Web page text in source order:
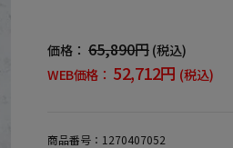
価格： 65,890円 (税込)
WEB価格： 52,712円 (税込)
商品番号： 1270407052